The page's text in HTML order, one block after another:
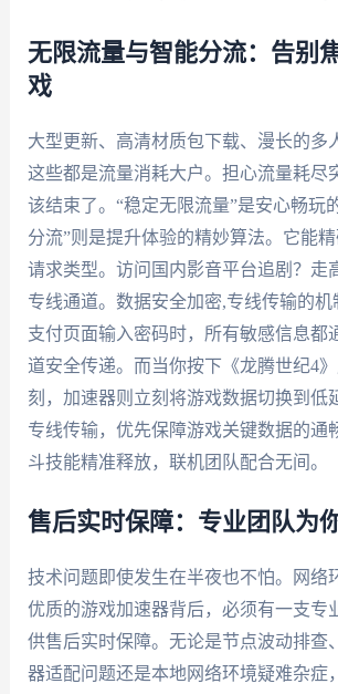
无限流量与智能分流：告别
戏
大型更新、高清材质包下载、漫长的多
这些都是流量消耗大户。担心流量耗尽
该结束了。“稳定无限流量”是安心畅玩
分流”则是提升体验的精妙算法。它能
请求类型。访问国内影音平台追剧？走
专线通道。数据安全加密,专线传输的
支付页面输入密码时，所有敏感信息都
道安全传递。而当你按下《龙腾世纪4
刻，加速器则立刻将游戏数据切换到低
专线传输，优先保障游戏关键数据的通
斗技能精准释放，联机团队配合无间。
售后实时保障：专业团队为
技术问题即使发生在半夜也不怕。网络
优质的游戏加速器背后，必须有一支专
供售后实时保障。无论是节点波动排查
器适配问题还是本地网络环境疑难杂症